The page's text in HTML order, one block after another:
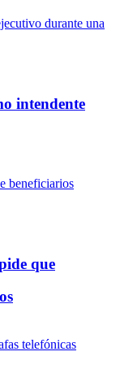
intendente
que